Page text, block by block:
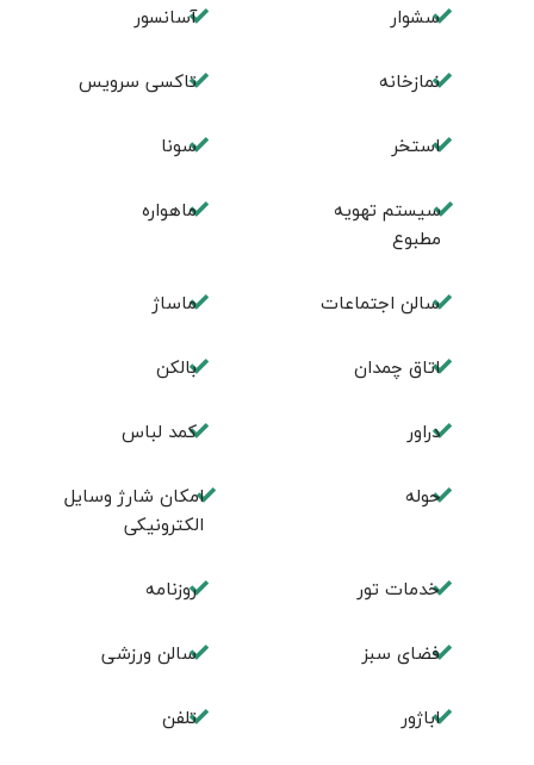
سشوار آسانسور
نمازخانه تاکسی سرویس
استخر سونا
سیستم تهویه
مطبوع
ماهواره
سالن اجتماعات ماساژ
اتاق چمدان بالکن
دراور کمد لباس
حوله
امکان شارژ وسایل
الکترونیکی
خدمات تور روزنامه
فضای سبز سالن ورزشی
اباژور تلفن